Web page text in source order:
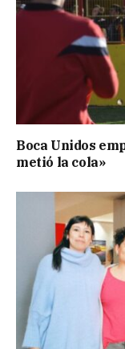
Boca Unidos
metió la cola»